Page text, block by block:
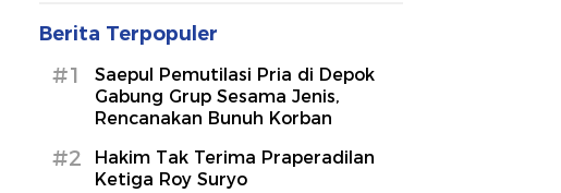
Berita Terpopuler
#1
Saepul Pemutilasi Pria di Depok
Gabung Grup Sesama Jenis,
Rencanakan Bunuh Korban
#2
Hakim Tak Terima Praperadilan
Ketiga Roy Suryo